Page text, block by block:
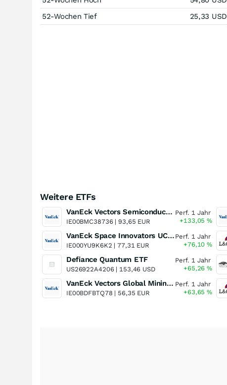
52-Wochen Tief
25,33 USD
Weitere ETFs
VanEck Vectors Semiconductor UCITS ETF
IE00BMC38736 |93,65 EUR
Perf. 1 Jahr
+133,05%
VanEck Space Innovators UCITS ETF
IE000YU9K6K2 |77,31 EUR
Perf. 1 Jahr
+76,10%
Defiance Quantum ETF
US26922A4206 | 153,46 USD
Perf. 1 Jahr
+65,26%
VanEck Vectors Global Mining UCITS ETF
IE00BDFBTQ78 | 56,35 EUR
Perf. 1 Jahr
+63,65%